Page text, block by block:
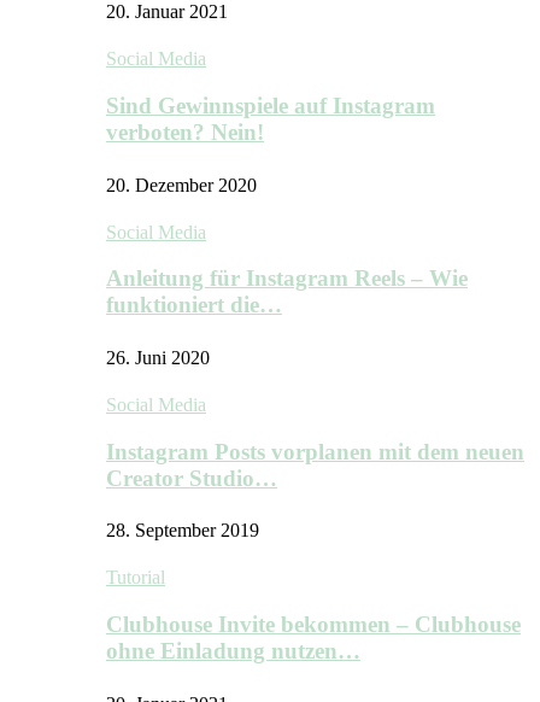
20. Januar 2021
Social Media
Sind Gewinnspiele auf Instagram
verboten? Nein!
20. Dezember 2020
Social Media
Anleitung für Instagram Reels – Wie
funktioniert die…
26. Juni 2020
Social Media
Instagram Posts vorplanen mit dem neuen
Creator Studio…
28. September 2019
Tutorial
Clubhouse Invite bekommen – Clubhouse
ohne Einladung nutzen…